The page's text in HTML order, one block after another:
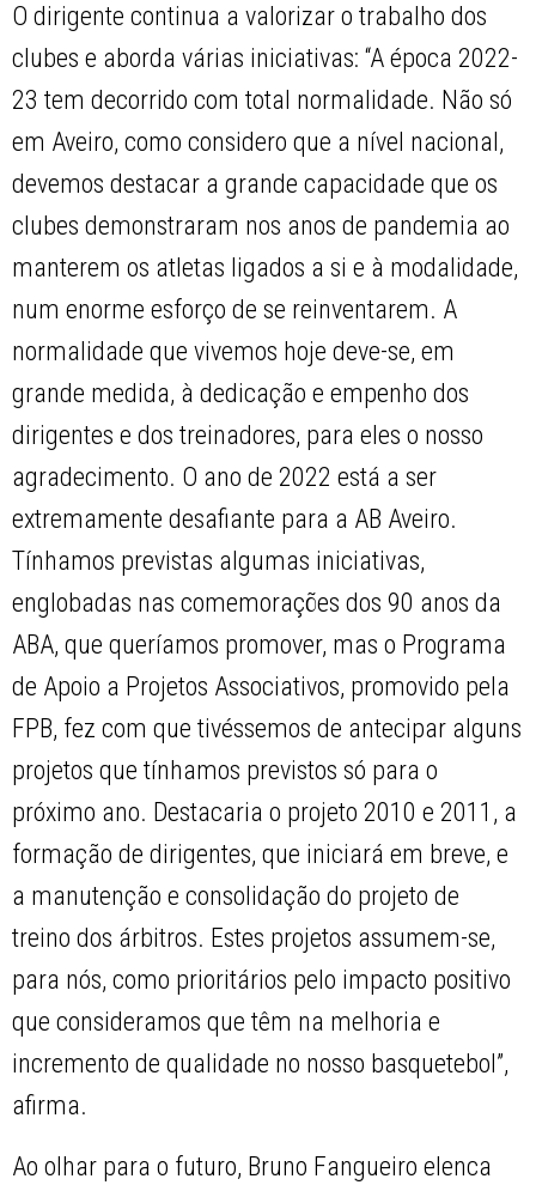
O dirigente continua a valorizar o trabalho dos
clubes e aborda várias iniciativas: “A época 2022-
23 tem decorrido com total normalidade. Não só
em Aveiro, como considero que a nível nacional,
devemos destacar a grande capacidade que os
clubes demonstraram nos anos de pandemia ao
manterem os atletas ligados a si e à modalidade,
num enorme esforço de se reinventarem. A
normalidade que vivemos hoje deve-se, em
grande medida, à dedicação e empenho dos
dirigentes e dos treinadores, para eles o nosso
agradecimento. O ano de 2022 está a ser
extremamente desafiante para a AB Aveiro.
Tínhamos previstas algumas iniciativas,
englobadas nas comemorações dos 90 anos da
ABA, que queríamos promover, mas o Programa
de Apoio a Projetos Associativos, promovido pela
FPB, fez com que tivéssemos de antecipar alguns
projetos que tínhamos previstos só para o
próximo ano. Destacaria o projeto 2010 e 2011, a
formação de dirigentes, que iniciará em breve, e
a manutenção e consolidação do projeto de
treino dos árbitros. Estes projetos assumem-se,
para nós, como prioritários pelo impacto positivo
que consideramos que têm na melhoria e
incremento de qualidade no nosso basquetebol”,
afirma.
Ao olhar para o futuro, Bruno Fangueiro elenca